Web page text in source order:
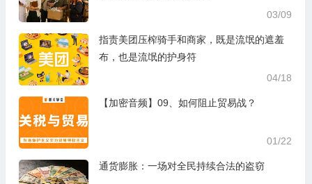
03/09
指责美团压榨骑手和商家，既是流氓的遮羞
布，也是流氓的护身符
04/18
【加密音频】09、如何阻止贸易战？
01/22
通货膨胀：一场对全民持续合法的盗窃